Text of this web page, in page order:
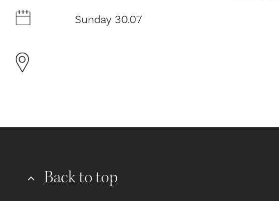
Sunday 30.07
Back to top